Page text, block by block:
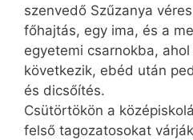
szenvedő Szűzanya
főhajtás, egy ima, és a
egyetemi csarnokba,
következik, ebéd után
és dicsőítés.
Csütörtökön a
felső tagozatosokat